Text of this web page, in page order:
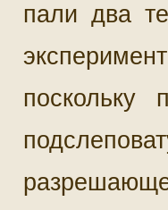
пали два
поскольку